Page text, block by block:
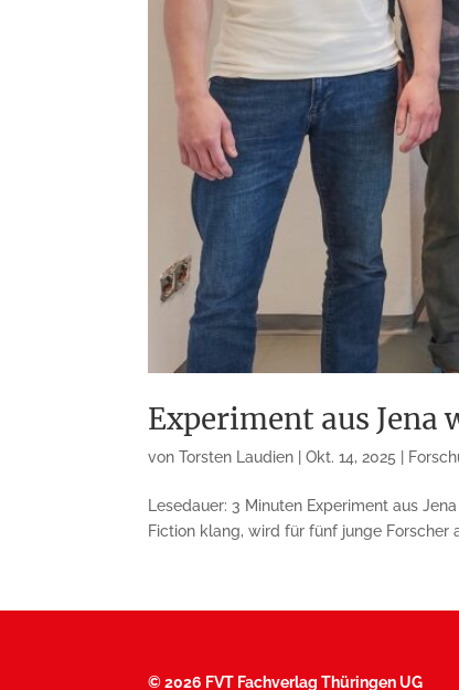
Experiment aus
vonTorsten Laudien |Okt. 14, 2025
Lesedauer: 3 Minuten Experiment aus
Fiction klang, wird für fünf junge Forscher
©2026 FVT Fachverlag Thüringen UG